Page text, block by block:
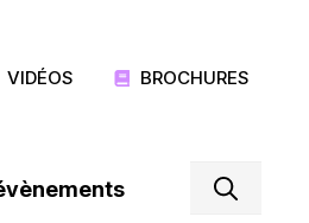
VIDÉOS BROCHURES